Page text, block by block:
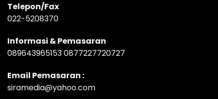
Telepon/Fax
022-5208370
Informasi & Pemasaran
089643965153 0877227720727
Email Pemasaran :
siramedia@yahoo.com